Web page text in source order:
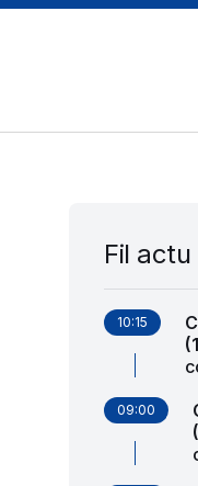
Fil actu
10:15
09:00